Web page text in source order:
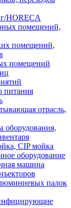
HORECA
помещений,
помещений,
помещений
питания
отрасль,
оборудования,
CIP мойка
оборудование
машина
палок